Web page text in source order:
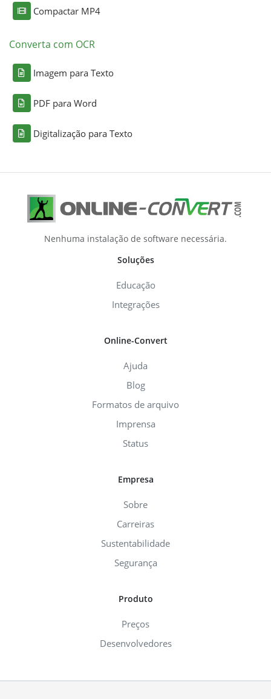
Compactar MP4
Converta com OCR
Imagem para Texto
PDF para Word
Digitalização para Texto
Nenhuma instalação de software necessária.
Soluções
Educação
Integrações
Online-Convert
Ajuda
Blog
Formatos de arquivo
Imprensa
Status
Empresa
Sobre
Carreiras
Sustentabilidade
Segurança
Produto
Preços
Desenvolvedores